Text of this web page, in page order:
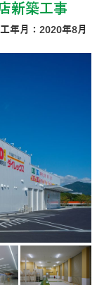
新築工事
年月：2020年8月